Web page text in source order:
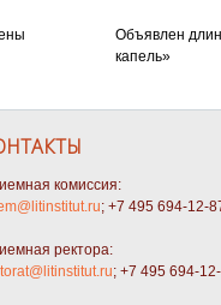
Объявлен
капель»
комиссия:
; +7 495 694-12-
ректора:
; +7 495 694-